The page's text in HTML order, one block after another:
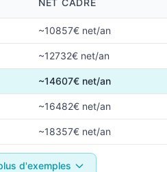
NET CADRE
~10857€ net/an
~12732€ net/an
~14607€ net/an
~16482€ net/an
~18357€ net/an
d'exemples